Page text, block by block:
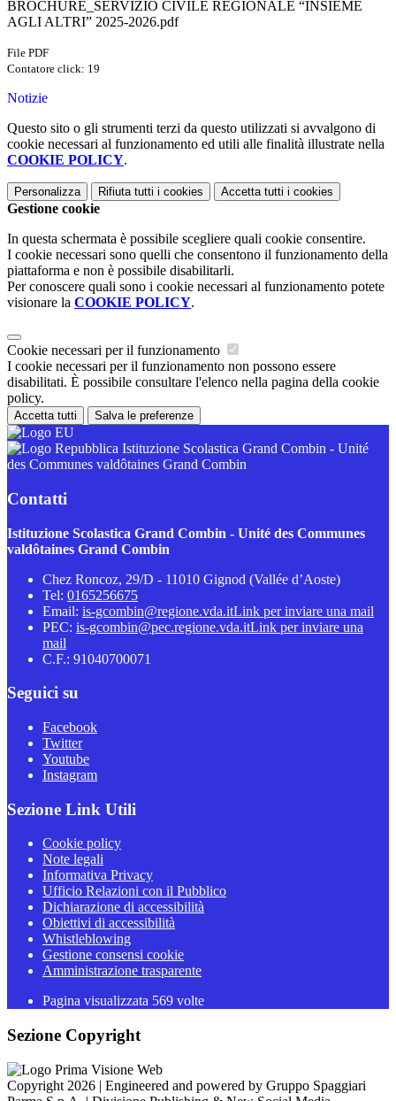
BROCHURE_SERVIZIO CIVILE REGIONALE “INSIEME
AGLI ALTRI” 2025-2026.pdf
File PDF
Contatore click: 19
Notizie
Questo sito o gli strumenti terzi da questo utilizzati si avvalgono di
cookie necessari al funzionamento ed utili alle finalità illustrate nella
COOKIE POLICY.
Personalizza Rifiuta tutti i cookies Accetta tutti i cookies
Gestione cookie
In questa schermata è possibile scegliere quali cookie consentire.
I cookie necessari sono quelli che consentono il funzionamento della
piattaforma e non è possibile disabilitarli.
Per conoscere quali sono i cookie necessari al funzionamento potete
visionare la COOKIE POLICY.
Cookie necessari per il funzionamento
I cookie necessari per il funzionamento non possono essere
disabilitati. È possibile consultare l'elenco nella pagina della cookie
policy.
Accetta tutti Salva le preferenze
Istituzione Scolastica Grand Combin - Unité
des Communes valdôtaines Grand Combin
Contatti
Istituzione Scolastica Grand Combin - Unité des Communes
valdôtaines Grand Combin
Chez Roncoz, 29/D - 11010 Gignod (Vallée d’Aoste)
Tel: 0165256675
Email: is-gcombin@regione.vda.itLink per inviare una mail
PEC: is-gcombin@pec.regione.vda.itLink per inviare una
mail
C.F.: 91040700071
Seguici su
Facebook
Twitter
Youtube
Instagram
Sezione Link Utili
Cookie policy
Note legali
Informativa Privacy
Ufficio Relazioni con il Pubblico
Dichiarazione di accessibilità
Obiettivi di accessibilità
Whistleblowing
Gestione consensi cookie
Amministrazione trasparente
Pagina visualizzata 569 volte
Sezione Copyright
Copyright 2026 | Engineered and powered by Gruppo Spaggiari